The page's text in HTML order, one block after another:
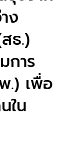
ง
ธ.)
การ
.) เพื่อ
ใน